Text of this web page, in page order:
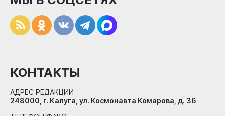
КОНТАКТЫ
АДРЕС РЕДАКЦИИ
248000, г. Калуга, ул. Космонавта Комарова, д. 36